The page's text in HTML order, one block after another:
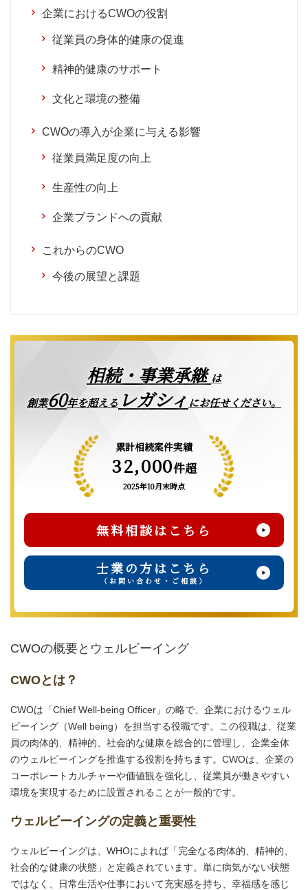
企業におけるCWOの役割
従業員の身体的健康の促進
精神的健康のサポート
文化と環境の整備
CWOの導入が企業に与える影響
従業員満足度の向上
生産性の向上
企業ブランドへの貢献
これからのCWO
今後の展望と課題
相続・事業承継は
創業60年を超える レガシィ にお任せください。
累計相続案件実績
32,000件超
2025年10月末時点
無料相談はこちら
士業の方はこちら
（お問い合わせ・ご相談）
CWOの概要とウェルビーイング
CWOとは？
CWOは「Chief Well-being Officer」の略で、企業におけるウェル
ビーイング（Well being）を担当する役職です。この役職は、従業
員の肉体的、精神的、社会的な健康を総合的に管理し、企業全体
のウェルビーイングを推進する役割を持ちます。CWOは、企業の
コーポレートカルチャーや価値観を強化し、従業員が働きやすい
環境を実現するために設置されることが一般的です。
ウェルビーイングの定義と重要性
ウェルビーイングは、WHOによれば「完全なる肉体的、精神的、
社会的な健康の状態」と定義されています。単に病気がない状態
ではなく、日常生活や仕事において充実感を持ち、幸福感を感じ